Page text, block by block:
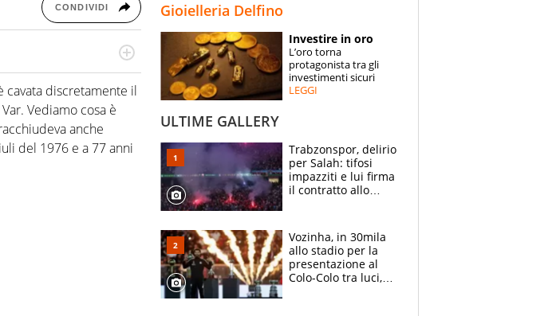
ESPERTI
CONTATTI
CONDIVIDI
e collaborato con
storica. Si occupa
cavata discretamente il
Vediamo cosa è
anche
del 1976 e a 77 anni
Gioielleria Delfino
Investire in oro
L’oro torna
protagonista tra gli
investimenti sicuri
LEGGI
ULTIME GALLERY
Trabzonspor, delirio
per Salah: tifosi
impazziti e lui firma
il contratto allo
Vozinha, in 30mila
allo stadio per la
presentazione al
Colo-Colo tra luci,